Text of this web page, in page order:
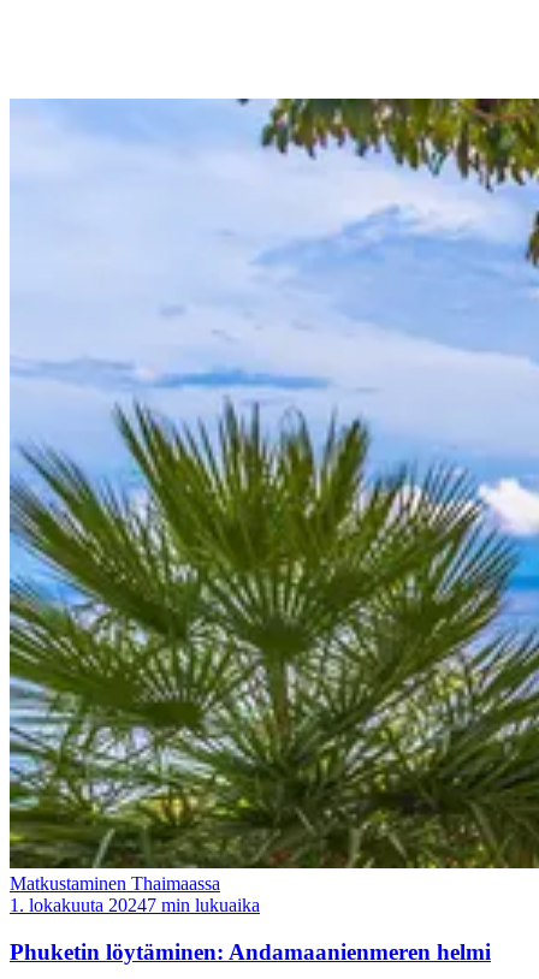
Matkustaminen Thaimaassa
1. lokakuuta 20247 min lukuaika
Phuketin löytäminen: Andamaanienmeren helmi